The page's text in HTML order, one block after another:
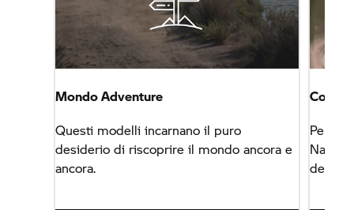
Mondo Adventure
Questi modelli incarnano il puro
desiderio di riscoprire il mondo ancora e
ancora.
Per